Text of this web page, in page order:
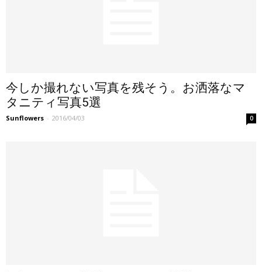
今しか撮れない写真を残そう。お洒落なマ
タニティ写真5選
Sunflowers - 2016/04/03 0